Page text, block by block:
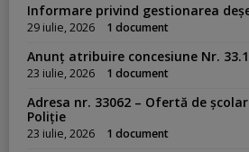
Informare privind gestionarea
29 iulie, 2026 1 document
Anunț atribuire concesiune Nr.
23 iulie, 2026 1 document
Adresa nr. 33062 – Ofertă de
Poliție
23 iulie, 2026 1 document